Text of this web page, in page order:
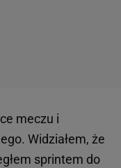
meczu i
Widziałem, że
sprintem do